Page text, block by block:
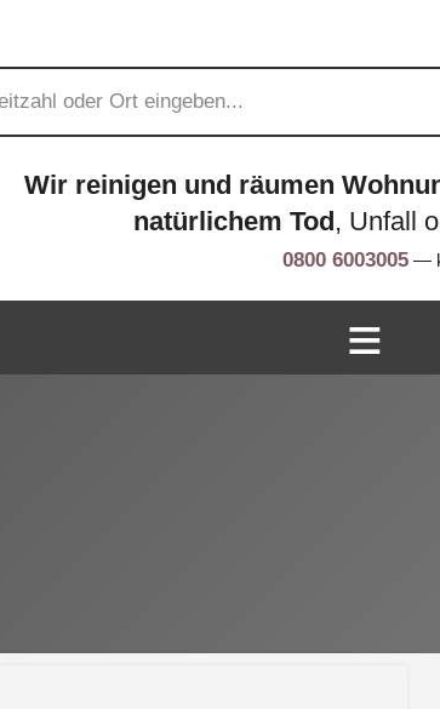
Wir reinigen und räumen
natürlichem Tod, Unfall
0800 6003005 —